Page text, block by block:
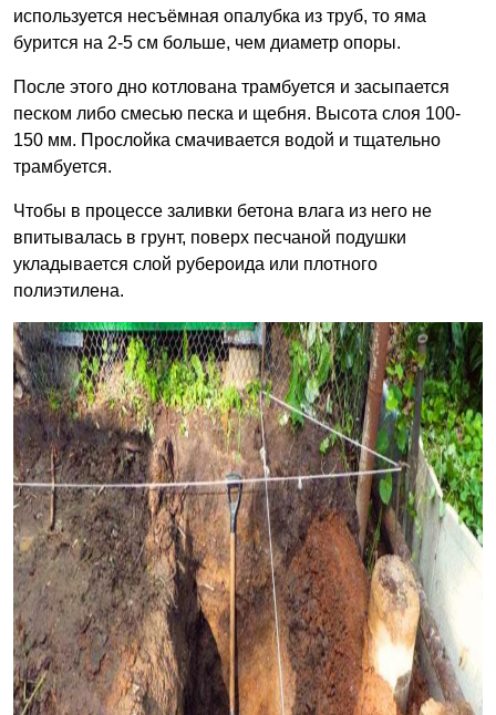
используется несъёмная опалубка из труб, то яма
бурится на 2-5 см больше, чем диаметр опоры.
После этого дно котлована трамбуется и засыпается
песком либо смесью песка и щебня. Высота слоя 100-
150 мм. Прослойка смачивается водой и тщательно
трамбуется.
Чтобы в процессе заливки бетона влага из него не
впитывалась в грунт, поверх песчаной подушки
укладывается слой рубероида или плотного
полиэтилена.